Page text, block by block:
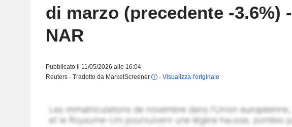
di marzo (precedente -3.6%) -
NAR
Pubblicato il 11/05/2026 alle 16:04
Reuters - Tradotto da MarketScreener
- Visualizza l'originale